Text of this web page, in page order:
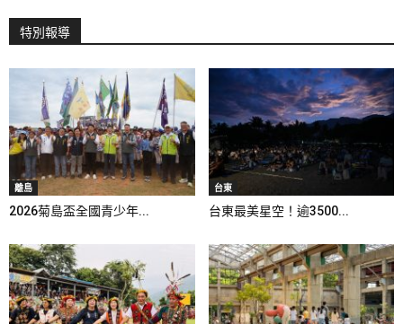
特別報導
離島
2026菊島盃全國青少年...
台東
台東最美星空！逾3500...